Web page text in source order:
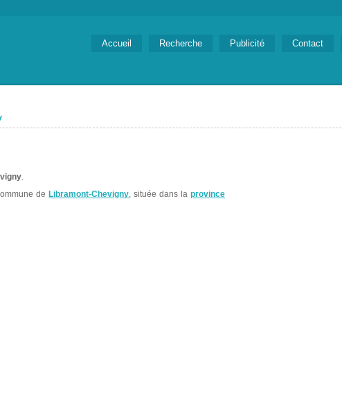
Accueil Recherche Publicité Contact
.
de Libramont-Chevigny, située dans laprovince